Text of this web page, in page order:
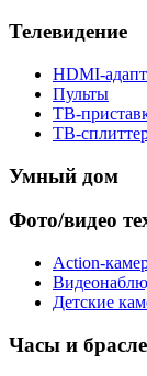
Телевидение
HDMI-
Пульты
ТВ-
ТВ-
Умный дом
Фото/видео
Action-
Детские
Часы и